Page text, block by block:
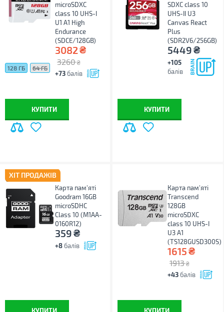
microSDXC
class 10 UHS-I
U1 A1 High
Endurance
(SDCE/128GB)
3082₴
3260 ₴
+73 балів
128 ГБ 64 ГБ
КУПИТИ
SDXC class 10
UHS-II U3
Canvas React
Plus
(SDR2V6/256GB)
5449₴
+105
балів
КУПИТИ
ХІТ ПРОДАЖІВ
Карта пам'яті
Goodram 16GB
microSDHC
Class 10 (M1AA-
0160R12)
359₴
+8 балів
КУПИТИ
Карта пам'яті
Transcend
128GB
microSDXC
class 10 UHS-I
U3 A1
(TS128GUSD300S)
1615₴
1913 ₴
+43 балів
КУПИТИ